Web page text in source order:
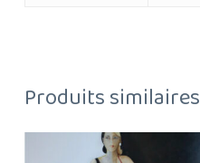
Produits similaires